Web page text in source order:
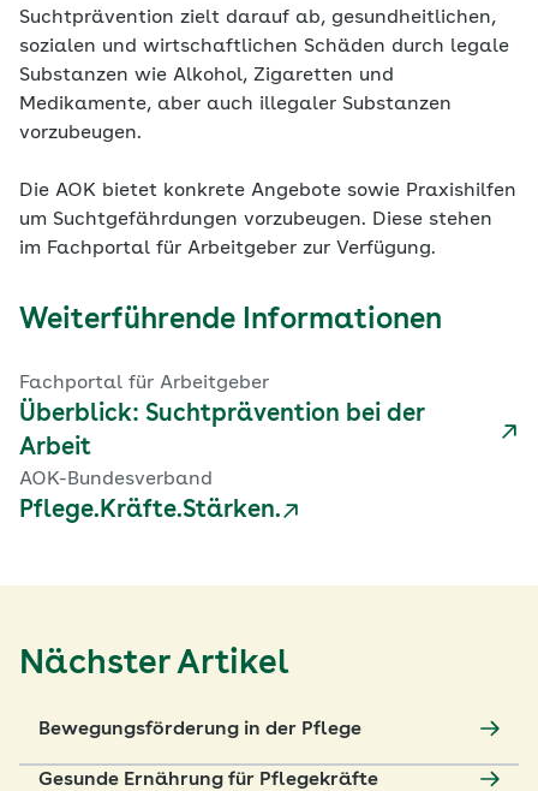
Suchtprävention zielt darauf ab, gesundheitlichen,
sozialen und wirtschaftlichen Schäden durch legale
Substanzen wie Alkohol, Zigaretten und
Medikamente, aber auch illegaler Substanzen
vorzubeugen.
Die AOK bietet konkrete Angebote sowie Praxishilfen
um Suchtgefährdungen vorzubeugen. Diese stehen
im Fachportal für Arbeitgeber zur Verfügung.
Weiterführende Informationen
Fachportal für Arbeitgeber
Überblick: Suchtprävention bei der
Arbeit
AOK-Bundesverband
Pflege.Kräfte.Stärken.
Nächster Artikel
Bewegungsförderung in der Pflege
Gesunde Ernährung für Pflegekräfte